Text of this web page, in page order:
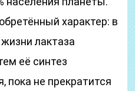
характер: в
лактаза
её синтез
пока не прекратится